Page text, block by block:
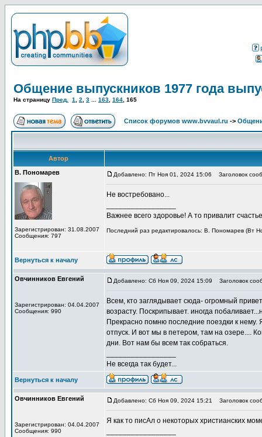
Общение выпускников 1977 года
На страницу Пред. 1 2 3 163 164 165
Список форумов www.bvvaul.ru ->
Автор
В. Пономарев
Зарегистрирован: 31.08.2007
Сообщения: 797
Добавлено: Пт Ноя 01, 2024 15:06 Заголовок
Не востребовано...
Важнее всего здоровье! А то привалит
Последний раз редактировалось: В. Пономарев (Вт
Вернуться к началу
Овчинников Евгений
Зарегистрирован: 04.04.2007
Сообщения: 990
Добавлено: Сб Ноя 09, 2024 15:09 Заголовок
Всем, кто заглядывает сюда- огромный
возрасту. Поскрипывает. иногда
Прекрасно помню последние поездки к
отпуск. И вот мы в петером, там на озере....
дни. Вот нам бы всем так собраться.
Не всегда так будет...
Вернуться к началу
Овчинников Евгений
Зарегистрирован: 04.04.2007
Сообщения: 990
Добавлено: Сб Ноя 09, 2024 15:21 Заголовок
Я как то писАл о некоторых христианских